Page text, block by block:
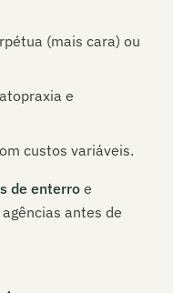
(mais cara) ou
e
custos variáveis.
de enterro e
antes de